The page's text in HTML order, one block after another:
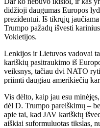
didžioji daugumas Europos
prezidentui. Iš tikrųjų
Trumpo pažadų išvesti
Vokietijos.
Lenkijos ir Lietuvos vadovai
kariškių pasitraukimo iš
veiksnys, tačiau dvi NATO
priimti daugiau amerikiečių
Vis dėlto, kaip jau esu
dėl D. Trumpo pareiškimų –
apie tai, kad JAV kariškių
aiškiai suformuluotas tikslas,